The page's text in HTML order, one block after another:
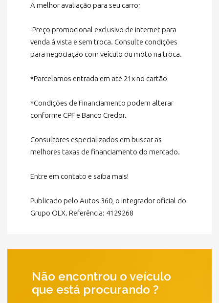
A melhor avaliação para seu carro;
-Preço promocional exclusivo de internet para
venda á vista e sem troca. Consulte condições
para negociação com veículo ou moto na troca.
*Parcelamos entrada em até 21x no cartão
*Condições de Financiamento podem alterar
conforme CPF e Banco Credor.
Consultores especializados em buscar as
melhores taxas de financiamento do mercado.
Entre em contato e saiba mais!
Publicado pelo Autos 360, o integrador oficial do
Grupo OLX. Referência: 4129268
Não encontrou o veículo
que está procurando ?